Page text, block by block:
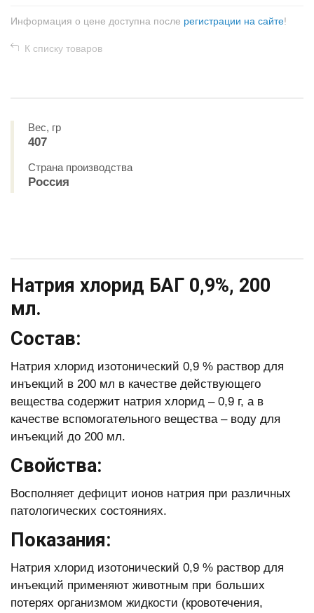
Информация о цене доступна после регистрации на сайте!
К списку товаров
Вес, гр
407
Страна производства
Россия
Натрия хлорид БАГ 0,9%, 200
мл.
Состав:
Натрия хлорид изотонический 0,9 % раствор для
инъекций в 200 мл в качестве действующего
вещества содержит натрия хлорид – 0,9 г, а в
качестве вспомогательного вещества – воду для
инъекций до 200 мл.
Свойства:
Восполняет дефицит ионов натрия при различных
патологических состояниях.
Показания:
Натрия хлорид изотонический 0,9 % раствор для
инъекций применяют животным при больших
потерях организмом жидкости (кровотечения,